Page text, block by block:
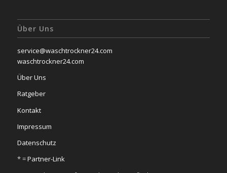
Über Uns
service@waschtrockner24.com
waschtrockner24.com
Über Uns
Ratgeber
Kontakt
Impressum
Datenschutz
* =Partner-Link